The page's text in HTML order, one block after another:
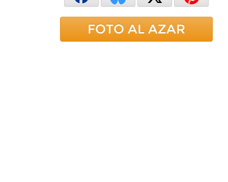
FOTO AL AZAR